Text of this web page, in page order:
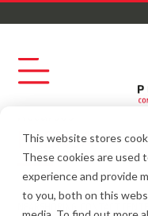
This website stores
These cookies are used
experience and provide
to you, both on this
PRENSA